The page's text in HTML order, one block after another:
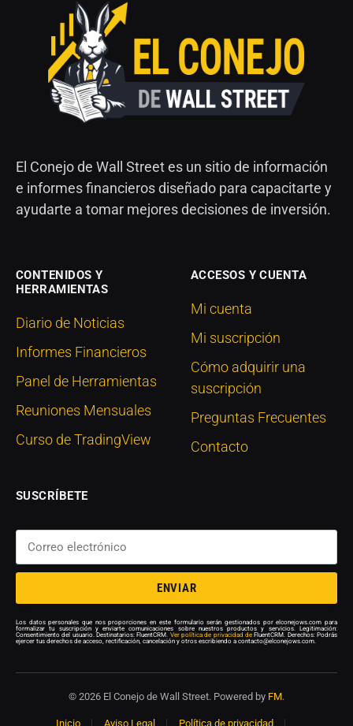
El Conejo de Wall Street es un sitio de información
e informes financieros diseñado para capacitarte y
ayudarte a tomar mejores decisiones de inversión.
CONTENIDOS Y
HERRAMIENTAS
Diario de Noticias
Informes Financieros
Panel de Herramientas
Reuniones Mensuales
Curso de TradingView
ACCESOS Y CUENTA
Mi cuenta
Mi suscripción
Cómo adquirir una
suscripción
Preguntas Frecuentes
Contacto
SUSCRÍBETE
ENVIAR
Los datos personales que nos proporciones en este formulario serán gestionados por elconejows.com para
formalizar tu suscripción y enviarte comunicaciones sobre nuestros productos y servicios. Legitimación:
Consentimiento del usuario. Destinatarios: FluentCRM. Ver política de privacidad de FluentCRM. Derechos: Podrás
ejercer tus derechos de acceso, rectificación, cancelación y otros escribiendo a contacto@elconejows.com.
© 2026 El Conejo de Wall Street. Powered by FM.
Inicio Aviso Legal Política de privacidad